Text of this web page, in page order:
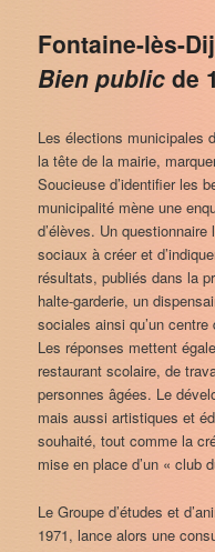
Fontaine-lès-
Bien public de
Les élections municipales
la tête de la mairie,
Soucieuse d’identifier les
municipalité mène une
d’élèves. Un
sociaux à créer et
résultats, publiés dans la
halte-garderie, un
sociales ainsi qu’un
Les réponses mettent
restaurant scolaire, de
personnes âgées. Le
mais aussi artistiques et
souhaité, tout comme la
mise en place d’un « club
Le Groupe d’études et
1971, lance alors une